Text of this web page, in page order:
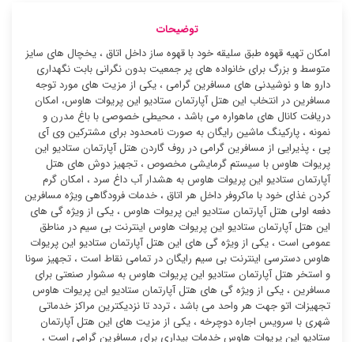
توضیحات
امکان تهیه قهوه طبق سلیقه خود با قهوه ساز داخل اتاق ، یخچال های سایز
متوسط و بزرگ برای خانواده های پر جمعیت بدون نگرانی بابت نگهداری
دارو ها و نوشیدنی های مسافرین گرامی ، یکی از مزیت های مورد توجه
مسافرین در انتخاب این هتل آپارتمان ستادیو این پریوات هاوس، امکان
دریافت کانال های ماهواره می باشد ، محیطی خصوصی با باغ مدرن و
نمونه ، پارکینگ ماشین رایگان به صورت نامحدود برای مشترکین وی آی
پی ، پذیرایی از مسافرین گرامی در روف گاردن هتل آپارتمان ستادیو این
پریوات هاوس با سیستم گرمایشی مخصوص ، تجهیز دوش های هتل
آپارتمان ستادیو این پریوات هاوس به هشدار آب داغ سرد ، امکان گرم
کردن غذای خود با ماکروفر داخل هر اتاق ، خدمات فرودگاهی ویژه مسافرین
دفعه اولی هتل آپارتمان ستادیو این پریوات هاوس ، یکی از ویژه گی های
این هتل آپارتمان ستادیو این پریوات هاوس اینترنت بی سیم در مناطق
عمومی است ، یکی از ویژه گی های این هتل آپارتمان ستادیو این پریوات
هاوس دسترسی اینترنت بی سیم رایگان در تمامی نقاط است ، تجهیز سونا
و استخر هتل آپارتمان ستادیو این پریوات هاوس به سشوار صنعتی برای
مسافرین ، یکی از ویژه گی های هتل آپارتمان ستادیو این پریوات هاوس
تجهیزات اتو جهت هر واحد می باشد ، تردد تا نزدیکترین مراکز خدماتی
شهری با سرویس اجاره دوچرخه ، یکی از مزیت های این هتل آپارتمان
ستادیو این پریوات هاوس خدمات بیداری برای مسافرین گرامی است ،